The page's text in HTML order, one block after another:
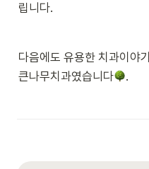
립니다.
다음에도 유용한 치과이야
큰나무치과였습니다
.